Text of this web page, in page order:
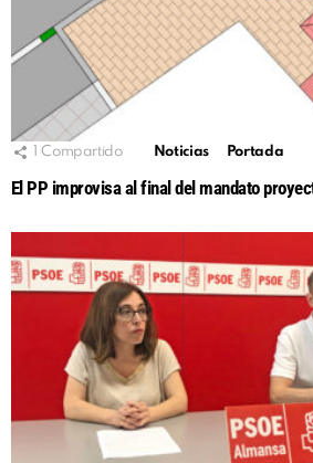
Compartido Noticias Portada
El PP improvisa al final del mandato